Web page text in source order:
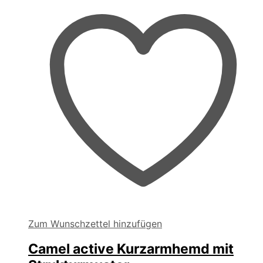
auf
der
Produktseite
Zum Wunschzettel hinzufügen
Camel active Kurzarmhemd mit